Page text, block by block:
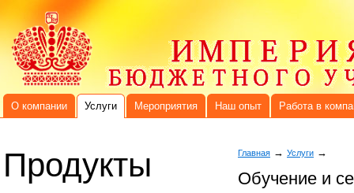
О компании Услуги Мероприятия Наш опыт Работа в
Продукты Главная → Услуги →
Обучение и